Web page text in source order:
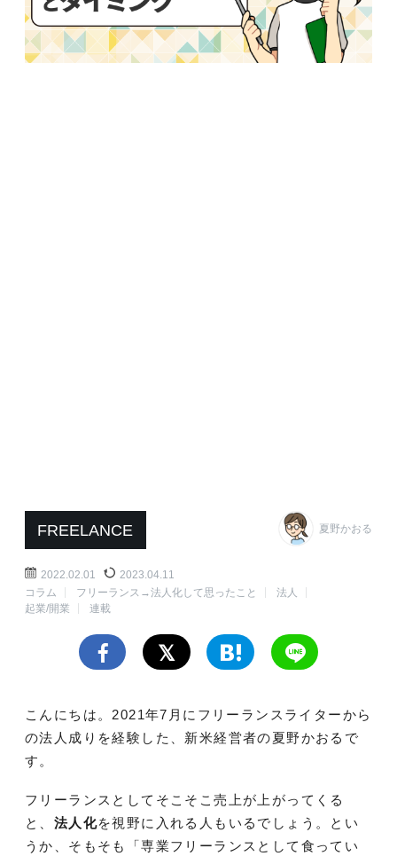
FREELANCE 夏野かおる
2022.02.01
2023.04.11
コラム
フリーランス→法人化して思ったこと
法人
起業/開業
連載
こんにちは。2021年7月にフリーランスライターから
の法人成りを経験した、新米経営者の夏野かおるで
す。
フリーランスとしてそこそこ売上が上がってくる
と、 法人化を視野に入れる人もいるでしょう。とい
うか、そもそも「専業フリーランスとして食ってい